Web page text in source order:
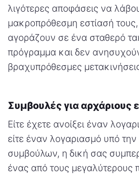
λιγότερες αποφάσεις να
μακροπρόθεσμη εστίασή
αγοράζουν σε ένα σταθερό
πρόγραμμα και δεν
βραχυπρόθεσμες
Συμβουλές για αρχάριους
Είτε έχετε ανοίξει έναν
είτε έναν λογαριασμό υπό την
συμβούλων, η δική σας
ένας από τους μεγαλύτερους